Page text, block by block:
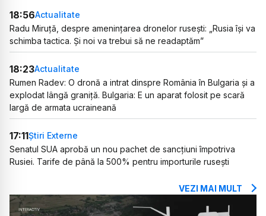
18:56Actualitate
Radu Miruță, despre amenințarea dronelor rusești: „Rusia își va
schimba tactica. Și noi va trebui să ne readaptăm”
18:23Actualitate
Rumen Radev: O dronă a intrat dinspre România în Bulgaria și a
explodat lângă graniță. Bulgaria: E un aparat folosit pe scară
largă de armata ucraineană
17:11Știri Externe
Senatul SUA aprobă un nou pachet de sancțiuni împotriva
Rusiei. Tarife de până la 500% pentru importurile rusești
VEZI MAI MULT